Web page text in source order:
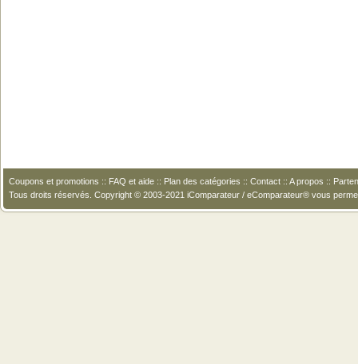
Coupons et promotions :: FAQ et aide :: Plan des catégories :: Contact :: A propos ::
Tous droits réservés. Copyright © 2003-2021 iComparateur / eComparateur® vous